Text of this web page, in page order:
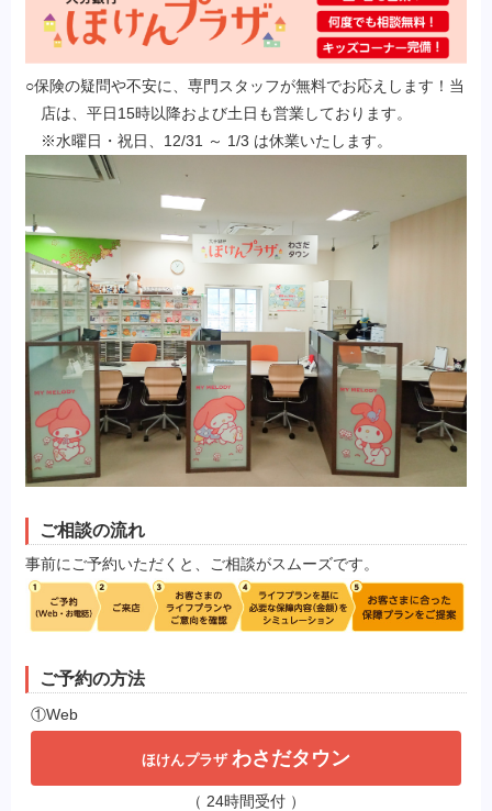
○保険の疑問や不安に、専門スタッフが無料でお応えします！当
店は、平日15時以降および土日も営業しております。
※水曜日・祝日、12/31 ～ 1/3 は休業いたします。
ご相談の流れ
事前にご予約いただくと、ご相談がスムーズです。
ご予約の方法
①Web
ほけんプラザ わさだタウン
（ 24時間受付 ）